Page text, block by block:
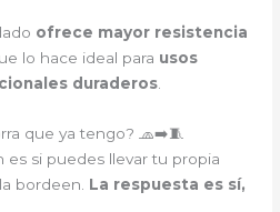
ofrece mayor resistencia
lo hace ideal para usos
duraderos
que ya tengo? 🧢➡️🧵
si puedes llevar tu propia
bordeen. La respuesta es sí,